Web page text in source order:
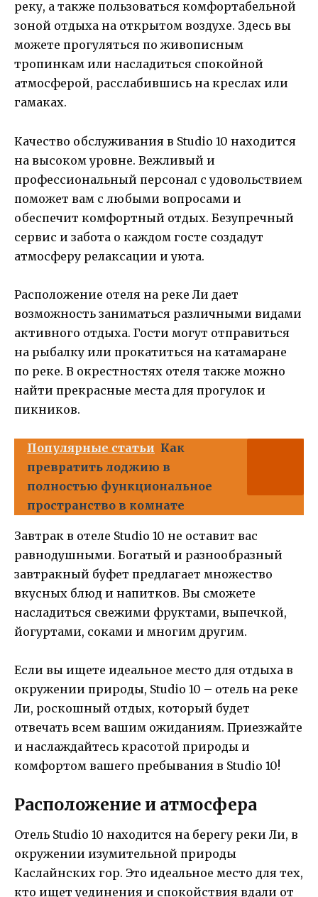
реку, а также пользоваться комфортабельной
зоной отдыха на открытом воздухе. Здесь вы
можете прогуляться по живописным
тропинкам или насладиться спокойной
атмосферой, расслабившись на креслах или
гамаках.
Качество обслуживания в Studio 10 находится
на высоком уровне. Вежливый и
профессиональный персонал с удовольствием
поможет вам с любыми вопросами и
обеспечит комфортный отдых. Безупречный
сервис и забота о каждом госте создадут
атмосферу релаксации и уюта.
Расположение отеля на реке Ли дает
возможность заниматься различными видами
активного отдыха. Гости могут отправиться
на рыбалку или прокатиться на катамаране
по реке. В окрестностях отеля также можно
найти прекрасные места для прогулок и
пикников.
Популярные статьи Как
превратить лоджию в
полностью функциональное
пространство в комнате
Завтрак в отеле Studio 10 не оставит вас
равнодушными. Богатый и разнообразный
завтракный буфет предлагает множество
вкусных блюд и напитков. Вы сможете
насладиться свежими фруктами, выпечкой,
йогуртами, соками и многим другим.
Если вы ищете идеальное место для отдыха в
окружении природы, Studio 10 – отель на реке
Ли, роскошный отдых, который будет
отвечать всем вашим ожиданиям. Приезжайте
и наслаждайтесь красотой природы и
комфортом вашего пребывания в Studio 10!
Расположение и атмосфера
Отель Studio 10 находится на берегу реки Ли, в
окружении изумительной природы
Каслайнских гор. Это идеальное место для тех,
кто ищет уединения и спокойствия вдали от